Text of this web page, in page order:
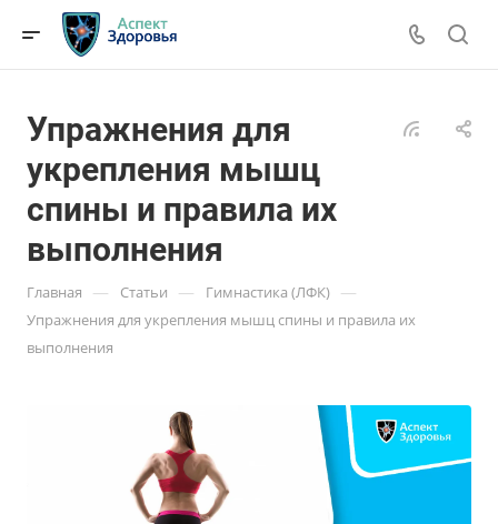
Упражнения для
укрепления мышц
спины и правила их
выполнения
Главная — Статьи — Гимнастика (ЛФК) —
Упражнения для укрепления мышц спины и правила их
выполнения